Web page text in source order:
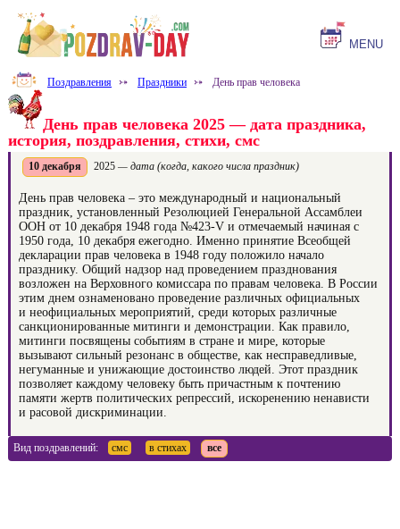
MENU
Поздравления ⤐ Праздники ⤐ День прав человека
День прав человека 2025 — дата праздника,
история, поздравления, стихи, смс
10 декабря 2025 — дата (когда, какого числа праздник)
День прав человека – это международный и национальный
праздник, установленный Резолюцией Генеральной Ассамблеи
ООН от 10 декабря 1948 года №423-V и отмечаемый начиная с
1950 года, 10 декабря ежегодно. Именно принятие Всеобщей
декларации прав человека в 1948 году положило начало
празднику. Общий надзор над проведением празднования
возложен на Верховного комиссара по правам человека. В России
этим днем ознаменовано проведение различных официальных
и неофициальных мероприятий, среди которых различные
санкционированные митинги и демонстрации. Как правило,
митинги посвящены событиям в стране и мире, которые
вызывают сильный резонанс в обществе, как несправедливые,
негуманные и унижающие достоинство людей. Этот праздник
позволяет каждому человеку быть причастным к почтению
памяти жертв политических репрессий, искоренению ненависти
и расовой дискриминации.
Вид поздравлений: смс в стихах все